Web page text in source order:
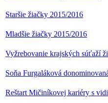
Staršie žiačky 2015/2016
Mladšie žiačky 2015/2016
Vyžrebovanie krajských súťaží
Soňa Furgaláková
Reštart Mičiníkovej kariéry s